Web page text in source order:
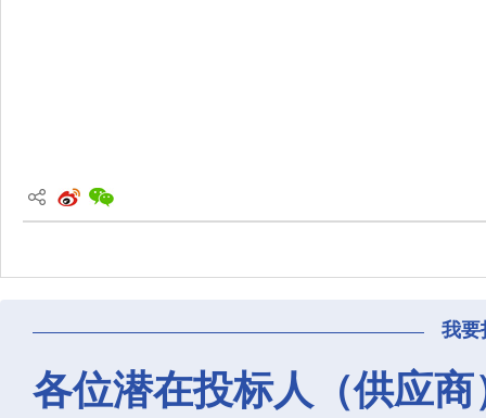
我要
各位潜在投标人（供应商